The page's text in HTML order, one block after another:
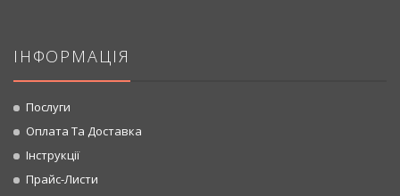
ІНФОРМАЦІЯ
Послуги
Оплата Та Доставка
Інструкції
Прайс-Листи